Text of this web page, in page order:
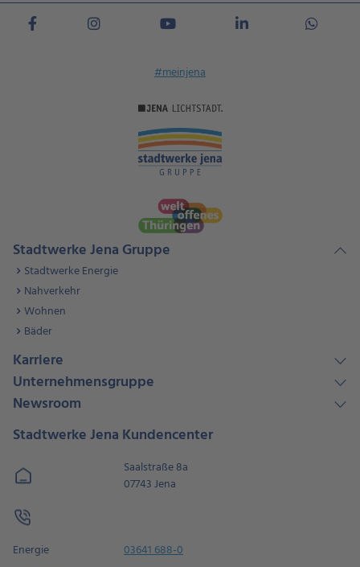
#meinjena
Stadtwerke Jena Gruppe
Stadtwerke Energie
Nahverkehr
Wohnen
Bäder
Karriere
Unternehmensgruppe
Newsroom
Stadtwerke Jena Kundencenter
Saalstraße 8a
07743 Jena
Energie
03641 688-0